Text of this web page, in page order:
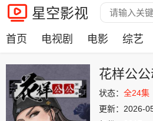
星空影视
首页 电视剧 电影 综艺
花样公
状态： 全24集
更新： 2026-